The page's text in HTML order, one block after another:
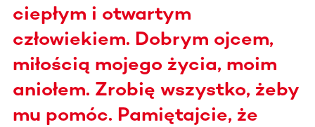
ciepłym i otwartym
człowiekiem. Dobrym ojcem,
miłością mojego życia, moim
aniołem. Zrobię wszystko, żeby
mu pomóc. Pamiętajcie, że